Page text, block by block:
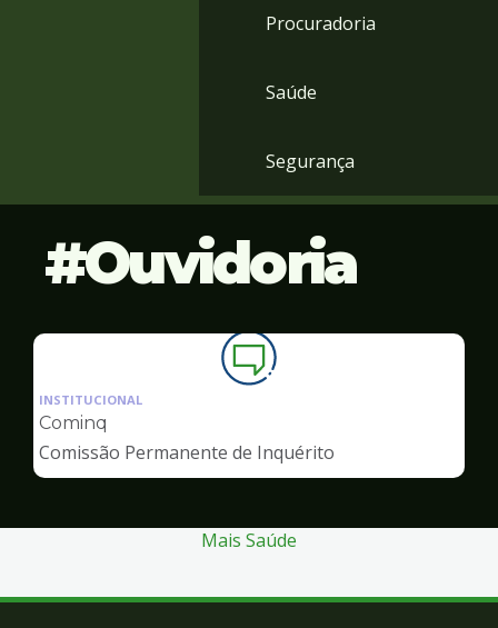
Procuradoria
Saúde
Segurança
Ouvidoria
Ilustração
da
de
Ouvidoria
INSTITUCIONAL
Cominq
Comissão Permanente de Inquérito
Mais Saúde